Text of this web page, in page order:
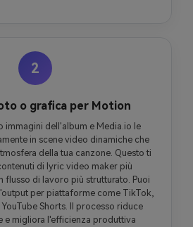
2
o grafica per Motion
immagini dell'album e Media.io le
in scene video dinamiche che
della tua canzone. Questo ti
di lyric video maker più
flusso di lavoro più strutturato. Puoi
per piattaforme come TikTok,
YouTube Shorts. Il processo riduce
e migliora l'efficienza produttiva